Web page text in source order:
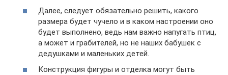
Далее, следует обязательно решить, какого
размера будет чучело и в каком настроении оно
будет выполнено, ведь нам важно напугать птиц,
а может и грабителей, но не наших бабушек с
дедушками и маленьких детей.
Конструкция фигуры и отделка могут быть